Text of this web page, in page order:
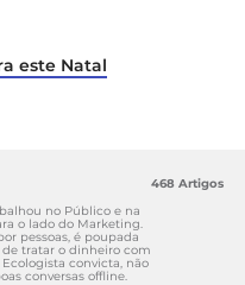
este Natal
no Público e na
o lado do Marketing.
pessoas, é poupada
de tratar o dinheiro com
convicta, não
conversas offline.
468 Artigos